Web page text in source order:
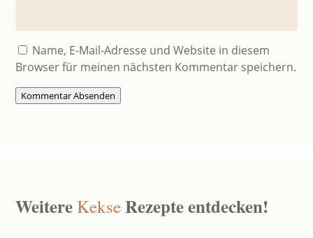
Name, E-Mail-Adresse und Website in diesem
Browser für meinen nächsten Kommentar speichern.
Kommentar Absenden
Weitere KekseRezepte entdecken!